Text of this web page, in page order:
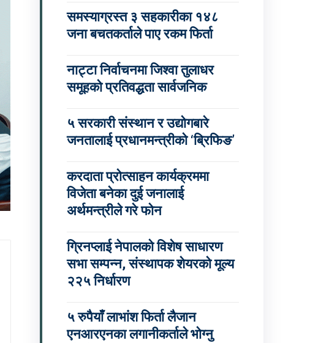
समस्याग्रस्त ३ सहकारीका १४८
जना बचतकर्ताले पाए रकम फिर्ता
नाट्टा निर्वाचनमा जिश्वा तुलाधर
समूहको प्रतिवद्धता सार्वजनिक
५ सरकारी संस्थान र उद्योगबारे
जनतालाई प्रधानमन्त्रीको ‘ब्रिफिङ’
करदाता प्रोत्साहन कार्यक्रममा
विजेता बनेका दुई जनालाई
अर्थमन्त्रीले गरे फोन
ग्रिनप्लाई नेपालको विशेष साधारण
सभा सम्पन्न, संस्थापक शेयरको मूल्य
२२५ निर्धारण
५ रुपैयाँ लाभांश फिर्ता लैजान
एनआरएनका लगानीकर्ताले भोग्नु